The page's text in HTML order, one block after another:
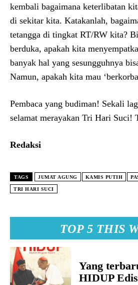
TOP 5 THIS
Yang
HIDUP
kembali bagaimana keterlibatan
di sekitar kita. Katakanlah,
tetangga di tingkat RT/RW kita?
berduka, apakah kita
banyak hal yang sesungguhnya
Namun, apakah kita mau
Pembaca yang budiman! Sekali
selamat merayakan Tri Hari Suci!
Redaksi
TAGS JUMAT AGUNG KAMIS PUTIH
TRI HARI SUCI